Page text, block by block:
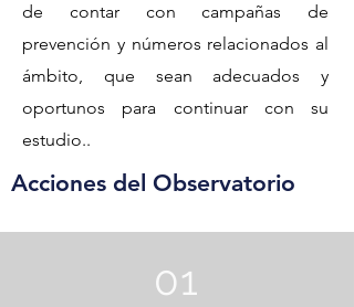
de contar con campañas de
prevención y números relacionados al
ámbito, que sean adecuados y
oportunos para continuar con su
estudio..
Acciones del Observatorio
01